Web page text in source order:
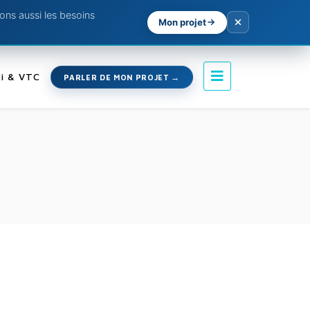
aussi les besoins
Mon projet
& VTC PARLER DE MON PROJET